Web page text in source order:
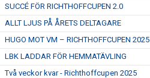
SUCCÉ FÖR RICHTHOFFCUPEN 2.0
ALLT LJUS PÅ ÅRETS DELTAGARE
HUGO MOT VM – RICHTHOFFCUPEN 2025
LBK LADDAR FÖR HEMMATÄVLING
Två veckor kvar - Richthoffcupen 2025